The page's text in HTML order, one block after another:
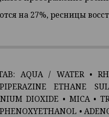
на 27%, ресницы
AQUA / WATER•
ETHANE
DIOXIDE • MICA•
PHENOXYETHANOL •